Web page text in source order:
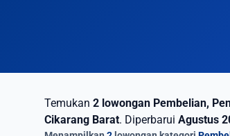
Temukan 2 lowongan Pembelian,
Cikarang Barat. Diperbarui Agustus